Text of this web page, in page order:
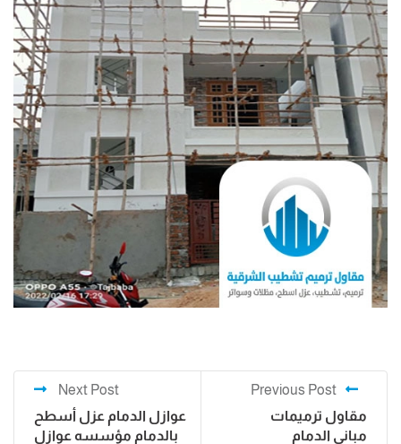
Previous Post
مقاول ترميمات
مباني الدمام
Next Post
عوازل الدمام عزل أسطح
بالدمام مؤسسه عوازل